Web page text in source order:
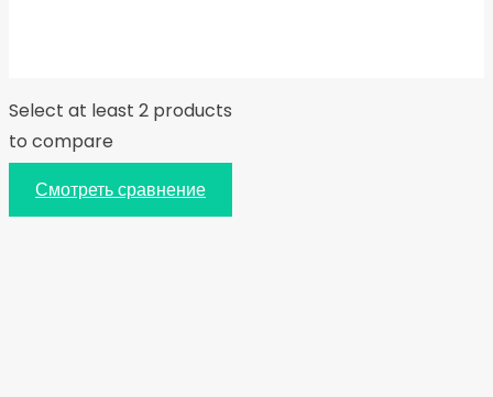
Select at least 2 products
to compare
Смотреть сравнение